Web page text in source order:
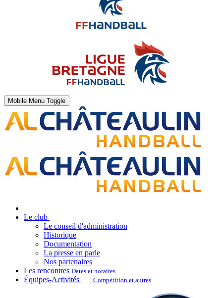
Mobile Menu Toggle
Le club
Le conseil d'administration
Historique
Documentation
La presse en parle
Nos partenaires
Les rencontres Dates et horaires
Équipes-Activités Compétition et autres